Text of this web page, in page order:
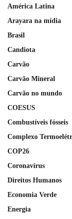
América Latina
Arayara na mídia
Brasil
Candiota
Carvão
Carvão Mineral
Carvão no mundo
COESUS
Combustíveis fósseis
Complexo
COP26
Coronavírus
Direitos Humanos
Economia Verde
Energia